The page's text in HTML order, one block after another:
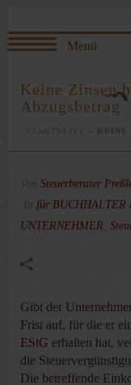
Keine Zinsen
Abzugsbetrag
»
KEINE
Von Steuerberater
In für BUCHHALTER
UNTERNEHMER
Gibt der
Frist auf, für die er
EStG erhalten hat,
die
Die betreffende